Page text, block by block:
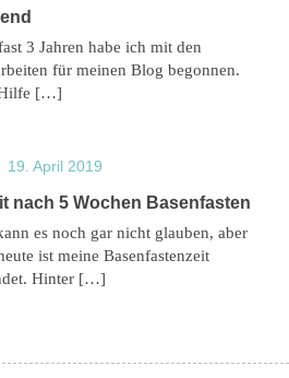
3 Jahren habe ich mit den
für meinen Blog begonnen.
[…]
19. April 2019
nach 5 Wochen Basenfasten
es noch gar nicht glauben, aber
ist meine Basenfastenzeit
Hinter […]